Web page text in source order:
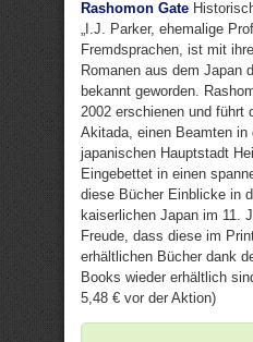
Rashomon Gate
„I.J. Parker, ehemalige
Fremdsprachen, ist mit
Romanen aus dem Japan
bekannt geworden.
2002 erschienen und führt
Akitada, einen Beamten in
japanischen Hauptstadt
Eingebettet in einen
diese Bücher Einblicke in
kaiserlichen Japan im 11.
Freude, dass diese im
erhältlichen Bücher dank
Books wieder erhältlich
5,48 € vor der Aktion)